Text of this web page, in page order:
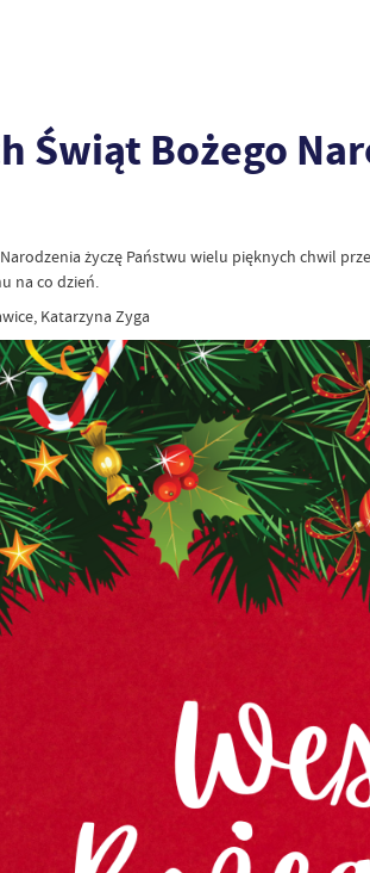
Świąt Bożego
życzę Państwu wielu pięknych chwil
na co dzień.
Katarzyna Zyga